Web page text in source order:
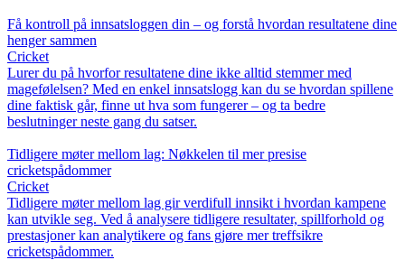
Få kontroll på innsatsloggen din – og forstå hvordan resultatene dine
henger sammen
Cricket
Lurer du på hvorfor resultatene dine ikke alltid stemmer med
magefølelsen? Med en enkel innsatslogg kan du se hvordan spillene
dine faktisk går, finne ut hva som fungerer – og ta bedre
beslutninger neste gang du satser.
Tidligere møter mellom lag: Nøkkelen til mer presise
cricketspådommer
Cricket
Tidligere møter mellom lag gir verdifull innsikt i hvordan kampene
kan utvikle seg. Ved å analysere tidligere resultater, spillforhold og
prestasjoner kan analytikere og fans gjøre mer treffsikre
cricketspådommer.